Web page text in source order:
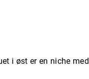
i øst er en niche med